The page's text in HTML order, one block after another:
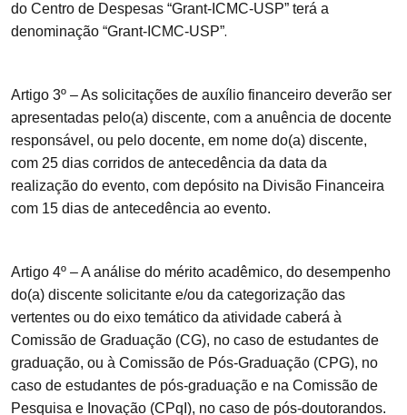
do Centro de Despesas “Grant-ICMC-USP” terá a
denominação “Grant-ICMC-USP”.
Artigo 3º – As solicitações de auxílio financeiro deverão ser
apresentadas pelo(a) discente, com a anuência de docente
responsável, ou pelo docente, em nome do(a) discente,
com 25 dias corridos de antecedência da data da
realização do evento, com depósito na Divisão Financeira
com 15 dias de antecedência ao evento.
Artigo 4º – A análise do mérito acadêmico, do desempenho
do(a) discente solicitante e/ou da categorização das
vertentes ou do eixo temático da atividade caberá à
Comissão de Graduação (CG), no caso de estudantes de
graduação, ou à Comissão de Pós-Graduação (CPG), no
caso de estudantes de pós-graduação e na Comissão de
Pesquisa e Inovação (CPqI), no caso de pós-doutorandos.